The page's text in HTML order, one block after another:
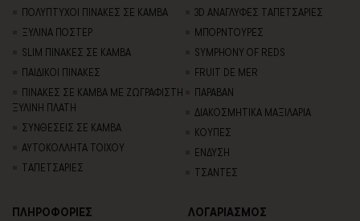
ΠΟΛΥΠΤΥΧΟΙ ΠΙΝΑΚΕΣ ΣΕ ΚΑΜΒΑ
ΞΥΛΙΝΑ ΠΟΣΤΕΡ
SLIM ΠΙΝΑΚΕΣ ΣΕ ΚΑΜΒΑ
ΠΑΙΔΙΚΟΙ ΠΙΝΑΚΕΣ
ΠΙΝΑΚΕΣ ΣΕ ΚΑΜΒΑ ΜΕ ΖΩΓΡΑΦΙΣΤΗ
ΞΥΛΙΝΗ ΠΛΑΤΗ
ΣΥΝΘΕΣΕΙΣ ΣΕ ΚΑΜΒΑ
ΑΥΤΟΚΟΛΛΗΤΑ ΤΟΙΧΟΥ
TΑΠΕΤΣΑΡΙΕΣ
3D AΝΑΓΛΥΦΕΣ TΑΠΕΤΣΑΡΙΕΣ
ΜΠΟΡΝΤΟΥΡΕΣ
SYMPHONY OF REDS
FRUIT DE MER
ΠΑΡΑΒΑΝ
ΔΙΑΚΟΣΜΗΤΙΚΑ ΜΑΞΙΛΑΡΙΑ
ΚΟΥΠΕΣ
ΕΝΔΥΣΗ
ΤΣΑΝΤΕΣ
ΠΛΗΡΟΦΟΡΙΕΣ ΛΟΓΑΡΙΑΣΜΟΣ